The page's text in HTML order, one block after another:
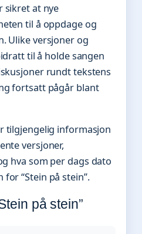
sikret at nye
til å oppdage og
Ulike versjoner og
til å holde sangen
rundt tekstens
fortsatt pågår blant
tilgjengelig informasjon
versjoner,
hva som per dags dato
“Stein på stein”.
på stein”